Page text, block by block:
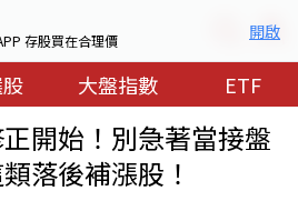
存股買在合理價 開啟
大盤指數 ETF
開始！別急著當接盤
落後補漲股！